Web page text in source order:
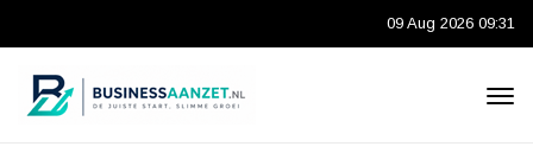
09 Aug 2026 09:31